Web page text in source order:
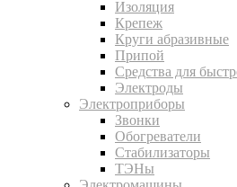
Изоляция
Крепеж
Круги абразивные
Припой
Средства для
Электроды
Электроприборы
Звонки
Обогреватели
Стабилизаторы
ТЭНы